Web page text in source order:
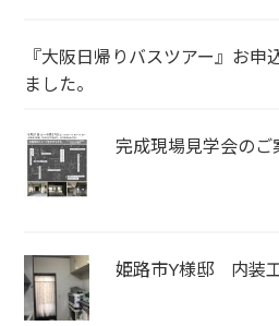
『大阪日帰りバスツアー』お申
ました。
完成現場見学会のご
姫路市Y様邸 内装